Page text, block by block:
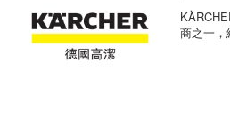
商之一，